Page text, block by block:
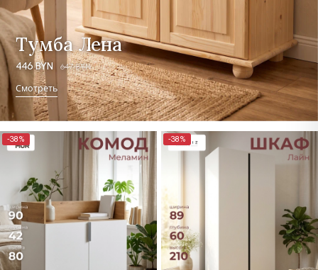
Тумба Лена
446 BYN 647 BYN
Смотреть
-38% -38%